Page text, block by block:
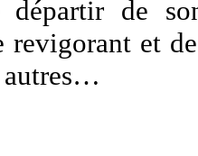
départir de
revigorant et
autres…